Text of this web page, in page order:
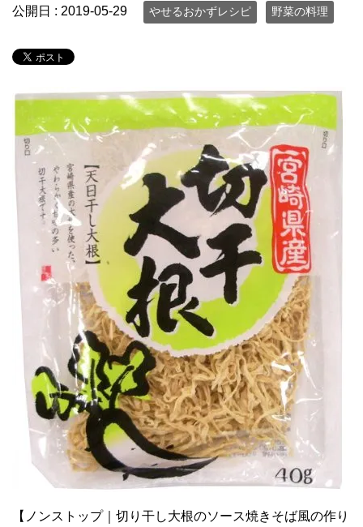
公開日 : 2019-05-29 やせるおかずレシピ 野菜の料理
【ノンストップ｜切り干し大根のソース焼きそば風の作り